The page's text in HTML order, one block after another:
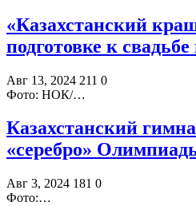
«Казахстанский
подготовке к
Авг 13, 2024 211 0
Фото: НОК/…
Казахстанский
«серебро»
Авг 3, 2024 181 0
Фото:…